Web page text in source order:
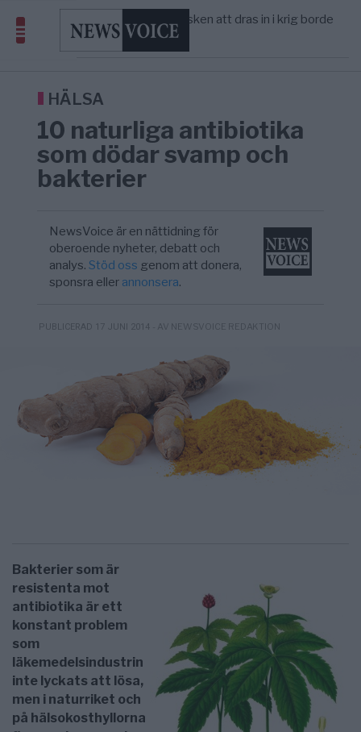
5/8
Elsa Widding: Risken att dras in i krig borde
avgöra all utrikespolitik
KRIG & FRED
Gaza håller en av de största
geografiskt apartheidsystem
om amerikansk påverkan
UNITED STATES —
Tucker Carlson: ”It’s Time to Save
America” – Finally
HÄLSA
10 naturliga antibiotika
som dödar svamp och
bakterier
NewsVoice är en nättidning för
oberoende nyheter, debatt och
analys.Stöd oss genom att donera,
sponsra eller annonsera.
PUBLICERAD 17 JUNI 2014 - AV NEWSVOICE REDAKTION
Bakterier som är
resistenta mot
antibiotika är ett
konstant problem
som
läkemedelsindustrin
inte lyckats att lösa,
men i naturriket och
på hälsokosthyllorna